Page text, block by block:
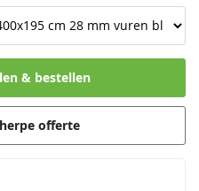
& bestellen
offerte